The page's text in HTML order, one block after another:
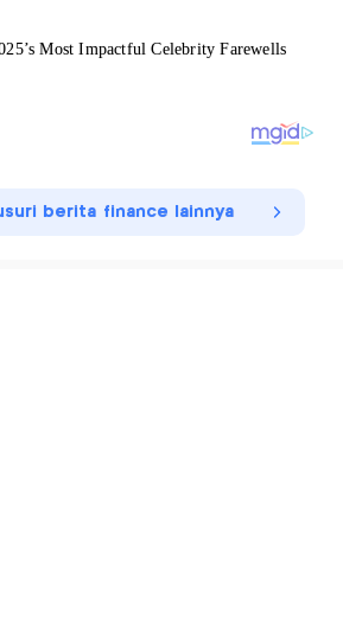
berita finance lainnya